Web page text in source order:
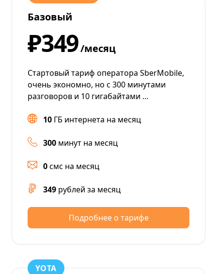
Базовый
₽349/месяц
Стартовый тариф оператора SberMobile,
очень экономно, но с 300 минутами
разговоров и 10 гигабайтами …
10 ГБ интернета на месяц
300 минут на месяц
0смс на месяц
349 рублей за месяц
Подробнее о тарифе
YOTA